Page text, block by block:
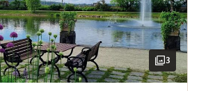
3